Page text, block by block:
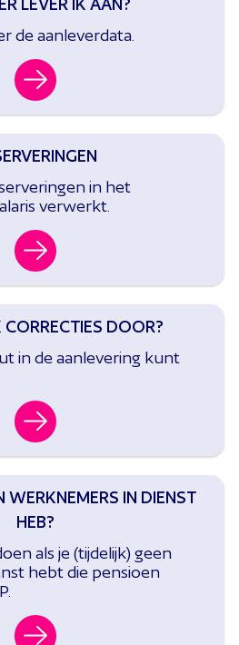
LEVER IK AAN?
de aanleverdata.
in het
verwerkt.
CORRECTIES DOOR?
in de aanlevering kunt
WERKNEMERS IN DIENST
HEB?
als je (tijdelijk) geen
hebt die pensioen